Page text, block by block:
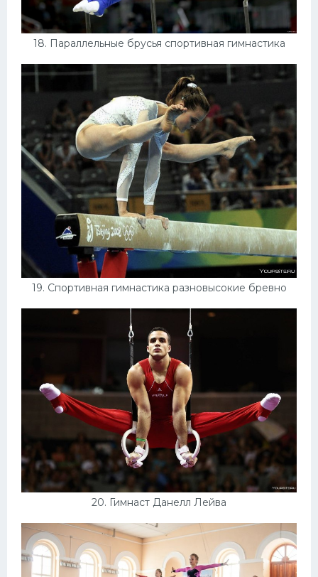
18. Параллельные брусья спортивная гимнастика
19. Спортивная гимнастика разновысокие бревно
20. Гимнаст Данелл Лейва